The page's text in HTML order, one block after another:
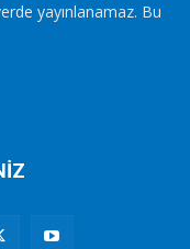
yayınlanamaz. Bu